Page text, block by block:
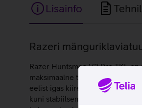
Lisainfo
Lisainfo
Razeri
Razer Huntsman V3 Pro TKL
maksimaalne täpsus ja
eelist igas kiiret reageerimist
kuni stabiilsema vajutuseni.